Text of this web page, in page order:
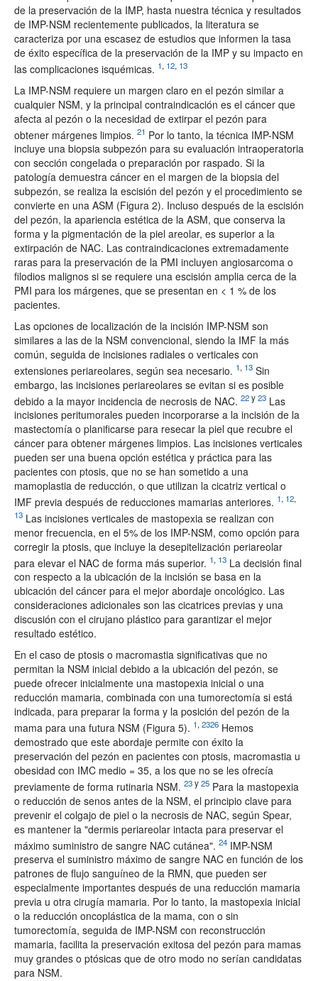
de la preservación de la IMP, hasta nuestra técnica y resultados
de IMP-NSM recientemente publicados, la literatura se
caracteriza por una escasez de estudios que informen la tasa
de éxito específica de la preservación de la IMP y su impacto en
las complicaciones isquémicas. 1, 12, 13
La IMP-NSM requiere un margen claro en el pezón similar a
cualquier NSM, y la principal contraindicación es el cáncer que
afecta al pezón o la necesidad de extirpar el pezón para
obtener márgenes limpios. 21 Por lo tanto, la técnica IMP-NSM
incluye una biopsia subpezón para su evaluación intraoperatoria
con sección congelada o preparación por raspado. Si la
patología demuestra cáncer en el margen de la biopsia del
subpezón, se realiza la escisión del pezón y el procedimiento se
convierte en una ASM (Figura 2). Incluso después de la escisión
del pezón, la apariencia estética de la ASM, que conserva la
forma y la pigmentación de la piel areolar, es superior a la
extirpación de NAC. Las contraindicaciones extremadamente
raras para la preservación de la PMI incluyen angiosarcoma o
filodios malignos si se requiere una escisión amplia cerca de la
PMI para los márgenes, que se presentan en < 1 % de los
pacientes.
Las opciones de localización de la incisión IMP-NSM son
similares a las de la NSM convencional, siendo la IMF la más
común, seguida de incisiones radiales o verticales con
extensiones periareolares, según sea necesario. 1, 13 Sin
embargo, las incisiones periareolares se evitan si es posible
debido a la mayor incidencia de necrosis de NAC. 22y23 Las
incisiones peritumorales pueden incorporarse a la incisión de la
mastectomía o planificarse para resecar la piel que recubre el
cáncer para obtener márgenes limpios. Las incisiones verticales
pueden ser una buena opción estética y práctica para las
pacientes con ptosis, que no se han sometido a una
mamoplastia de reducción, o que utilizan la cicatriz vertical o
IMF previa después de reducciones mamarias anteriores. 1, 12,
13 Las incisiones verticales de mastopexia se realizan con
menor frecuencia, en el 5% de los IMP-NSM, como opción para
corregir la ptosis, que incluye la desepitelización periareolar
para elevar el NAC de forma más superior. 1, 13 La decisión final
con respecto a la ubicación de la incisión se basa en la
ubicación del cáncer para el mejor abordaje oncológico. Las
consideraciones adicionales son las cicatrices previas y una
discusión con el cirujano plástico para garantizar el mejor
resultado estético.
En el caso de ptosis o macromastia significativas que no
permitan la NSM inicial debido a la ubicación del pezón, se
puede ofrecer inicialmente una mastopexia inicial o una
reducción mamaria, combinada con una tumorectomía si está
indicada, para preparar la forma y la posición del pezón de la
mama para una futura NSM (Figura 5). 1,2326 Hemos
demostrado que este abordaje permite con éxito la
preservación del pezón en pacientes con ptosis, macromastia u
obesidad con IMC medio = 35, a los que no se les ofrecía
previamente de forma rutinaria NSM. 23y25 Para la mastopexia
o reducción de senos antes de la NSM, el principio clave para
prevenir el colgajo de piel o la necrosis de NAC, según Spear,
es mantener la "dermis periareolar intacta para preservar el
máximo suministro de sangre NAC cutánea". 24 IMP-NSM
preserva el suministro máximo de sangre NAC en función de los
patrones de flujo sanguíneo de la RMN, que pueden ser
especialmente importantes después de una reducción mamaria
previa u otra cirugía mamaria. Por lo tanto, la mastopexia inicial
o la reducción oncoplástica de la mama, con o sin
tumorectomía, seguida de IMP-NSM con reconstrucción
mamaria, facilita la preservación exitosa del pezón para mamas
muy grandes o ptósicas que de otro modo no serían candidatas
para NSM.